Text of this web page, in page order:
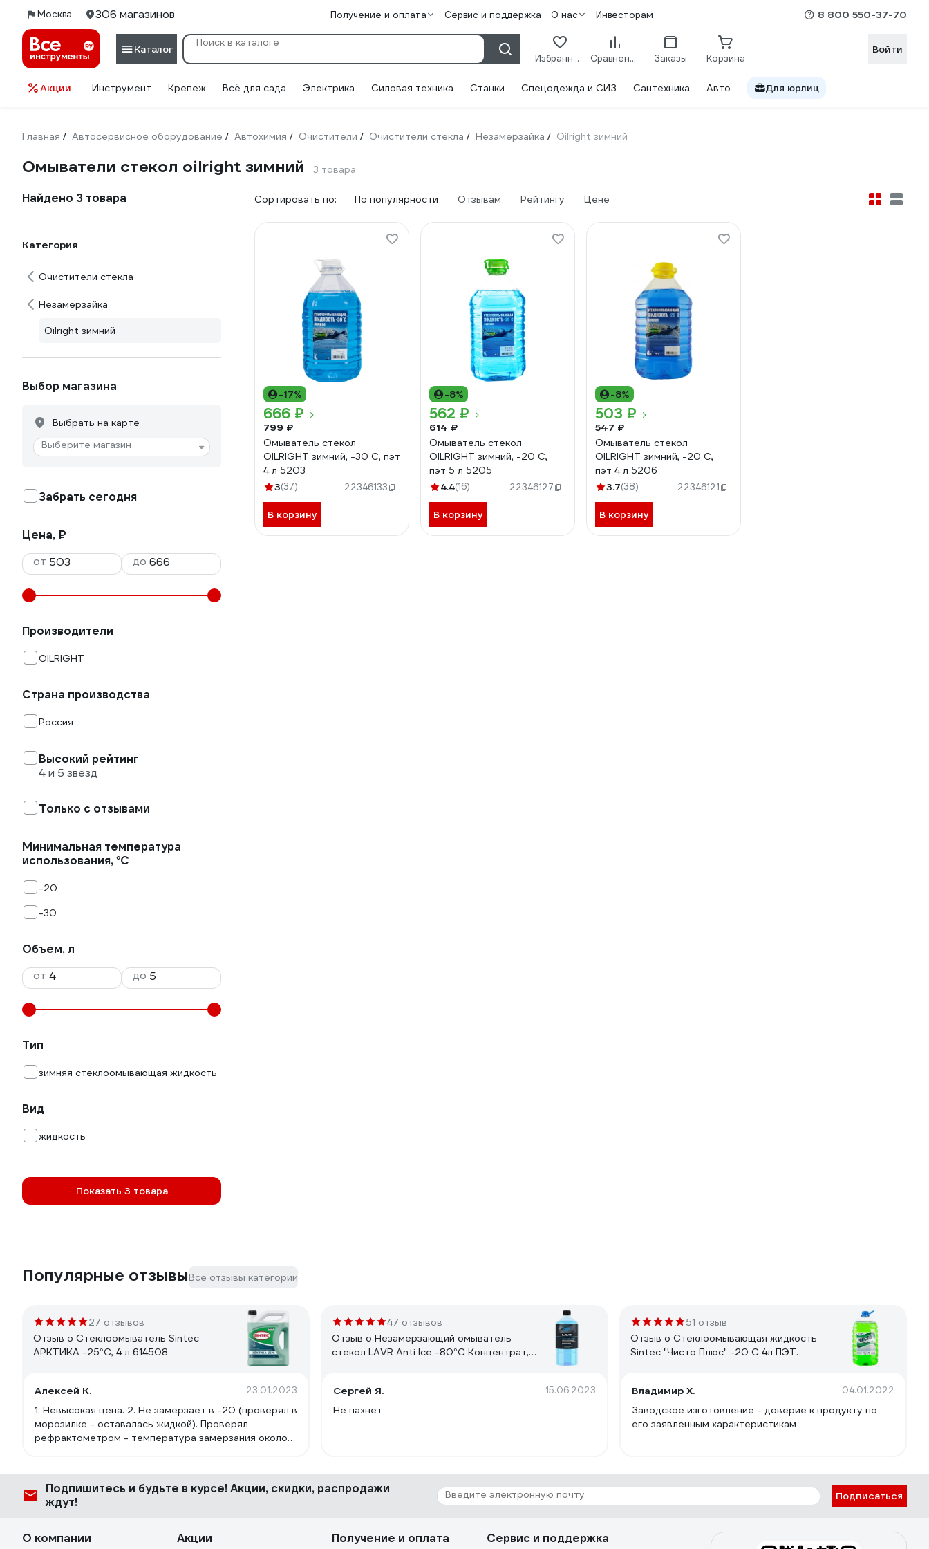
Москва 306 магазинов Получение и оплата Сервис и поддержка О нас Инвесторам 8 800 550-37-70
Каталог
Избранное Сравнение Заказы Корзина
Войти
Акции Инструмент Крепеж Всё для сада Электрика Силовая техника Станки Спецодежда и СИЗ Сантехника Авто Для юрлиц
Главная / Автосервисное оборудование / Автохимия / Очистители / Очистители стекла / Незамерзайка / Oilright зимний
Омыватели стекол oilright зимний 3 товара
Найдено 3 товара
Категория
Очистители стекла
Незамерзайка
Oilright зимний
Выбор магазина
Выбрать на карте
Выберите магазин
Забрать сегодня
Цена, ₽
от
до
Производители
OILRIGHT
Страна производства
Россия
Высокий рейтинг
4 и 5 звезд
Только с отзывами
Минимальная температура
использования, °С
-20
-30
Объем, л
от
до
Тип
зимняя стеклоомывающая жидкость
Вид
жидкость
Показать 3 товара
Сортировать по: По популярности Отзывам Рейтингу Цене
-17%
666 ₽
799 ₽
Омыватель стекол
OILRIGHT зимний, -30 С, пэт
4 л 5203
3(37) 22346133
В корзину
-8%
562 ₽
614 ₽
Омыватель стекол
OILRIGHT зимний, -20 С,
пэт 5 л 5205
4.4(16) 22346127
В корзину
-8%
503 ₽
547 ₽
Омыватель стекол
OILRIGHT зимний, -20 С,
пэт 4 л 5206
3.7(38) 22346121
В корзину
Популярные отзывыВсе отзывы категории
27 отзывов
Отзыв о Стеклоомыватель Sintec
АРКТИКА -25°С, 4 л 614508
Алексей К. 23.01.2023
1. Невысокая цена. 2. Не замерзает в -20 (проверял в
морозилке - оставалась жидкой). Проверял
рефрактометром - температура замерзания около
добьет распылитель. 3. Более безопасна по
сравнении с незамерзайками на основе метанола.
47 отзывов
Отзыв о Незамерзающий омыватель
стекол LAVR Anti Ice -80°С Концентрат, 1
Сергей Я.
15.06.2023
Не пахнет
51 отзыв
Отзыв о Стеклоомывающая жидкость
Sintec "Чисто Плюс" -20 С 4л ПЭТ
Владимир Х.
04.01.2022
Заводское изготовление - доверие к продукту по
его заявленным характеристикам
Подпишитесь и будьте в курсе! Акции, скидки, распродажи
ждут!
Подписаться
О компании Акции Получение и оплата Сервис и поддержка